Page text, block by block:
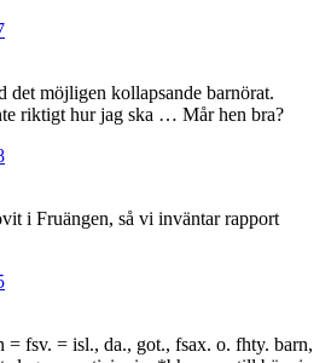
det möjligen kollapsande barnörat.
riktigt hur jag ska … Mår hen bra?
i Fruängen, så vi inväntar rapport
= fsv. = isl., da., got., fsax. o. fhty. barn,